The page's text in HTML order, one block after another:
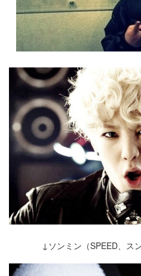
↓ソンミン（SPEED、ス